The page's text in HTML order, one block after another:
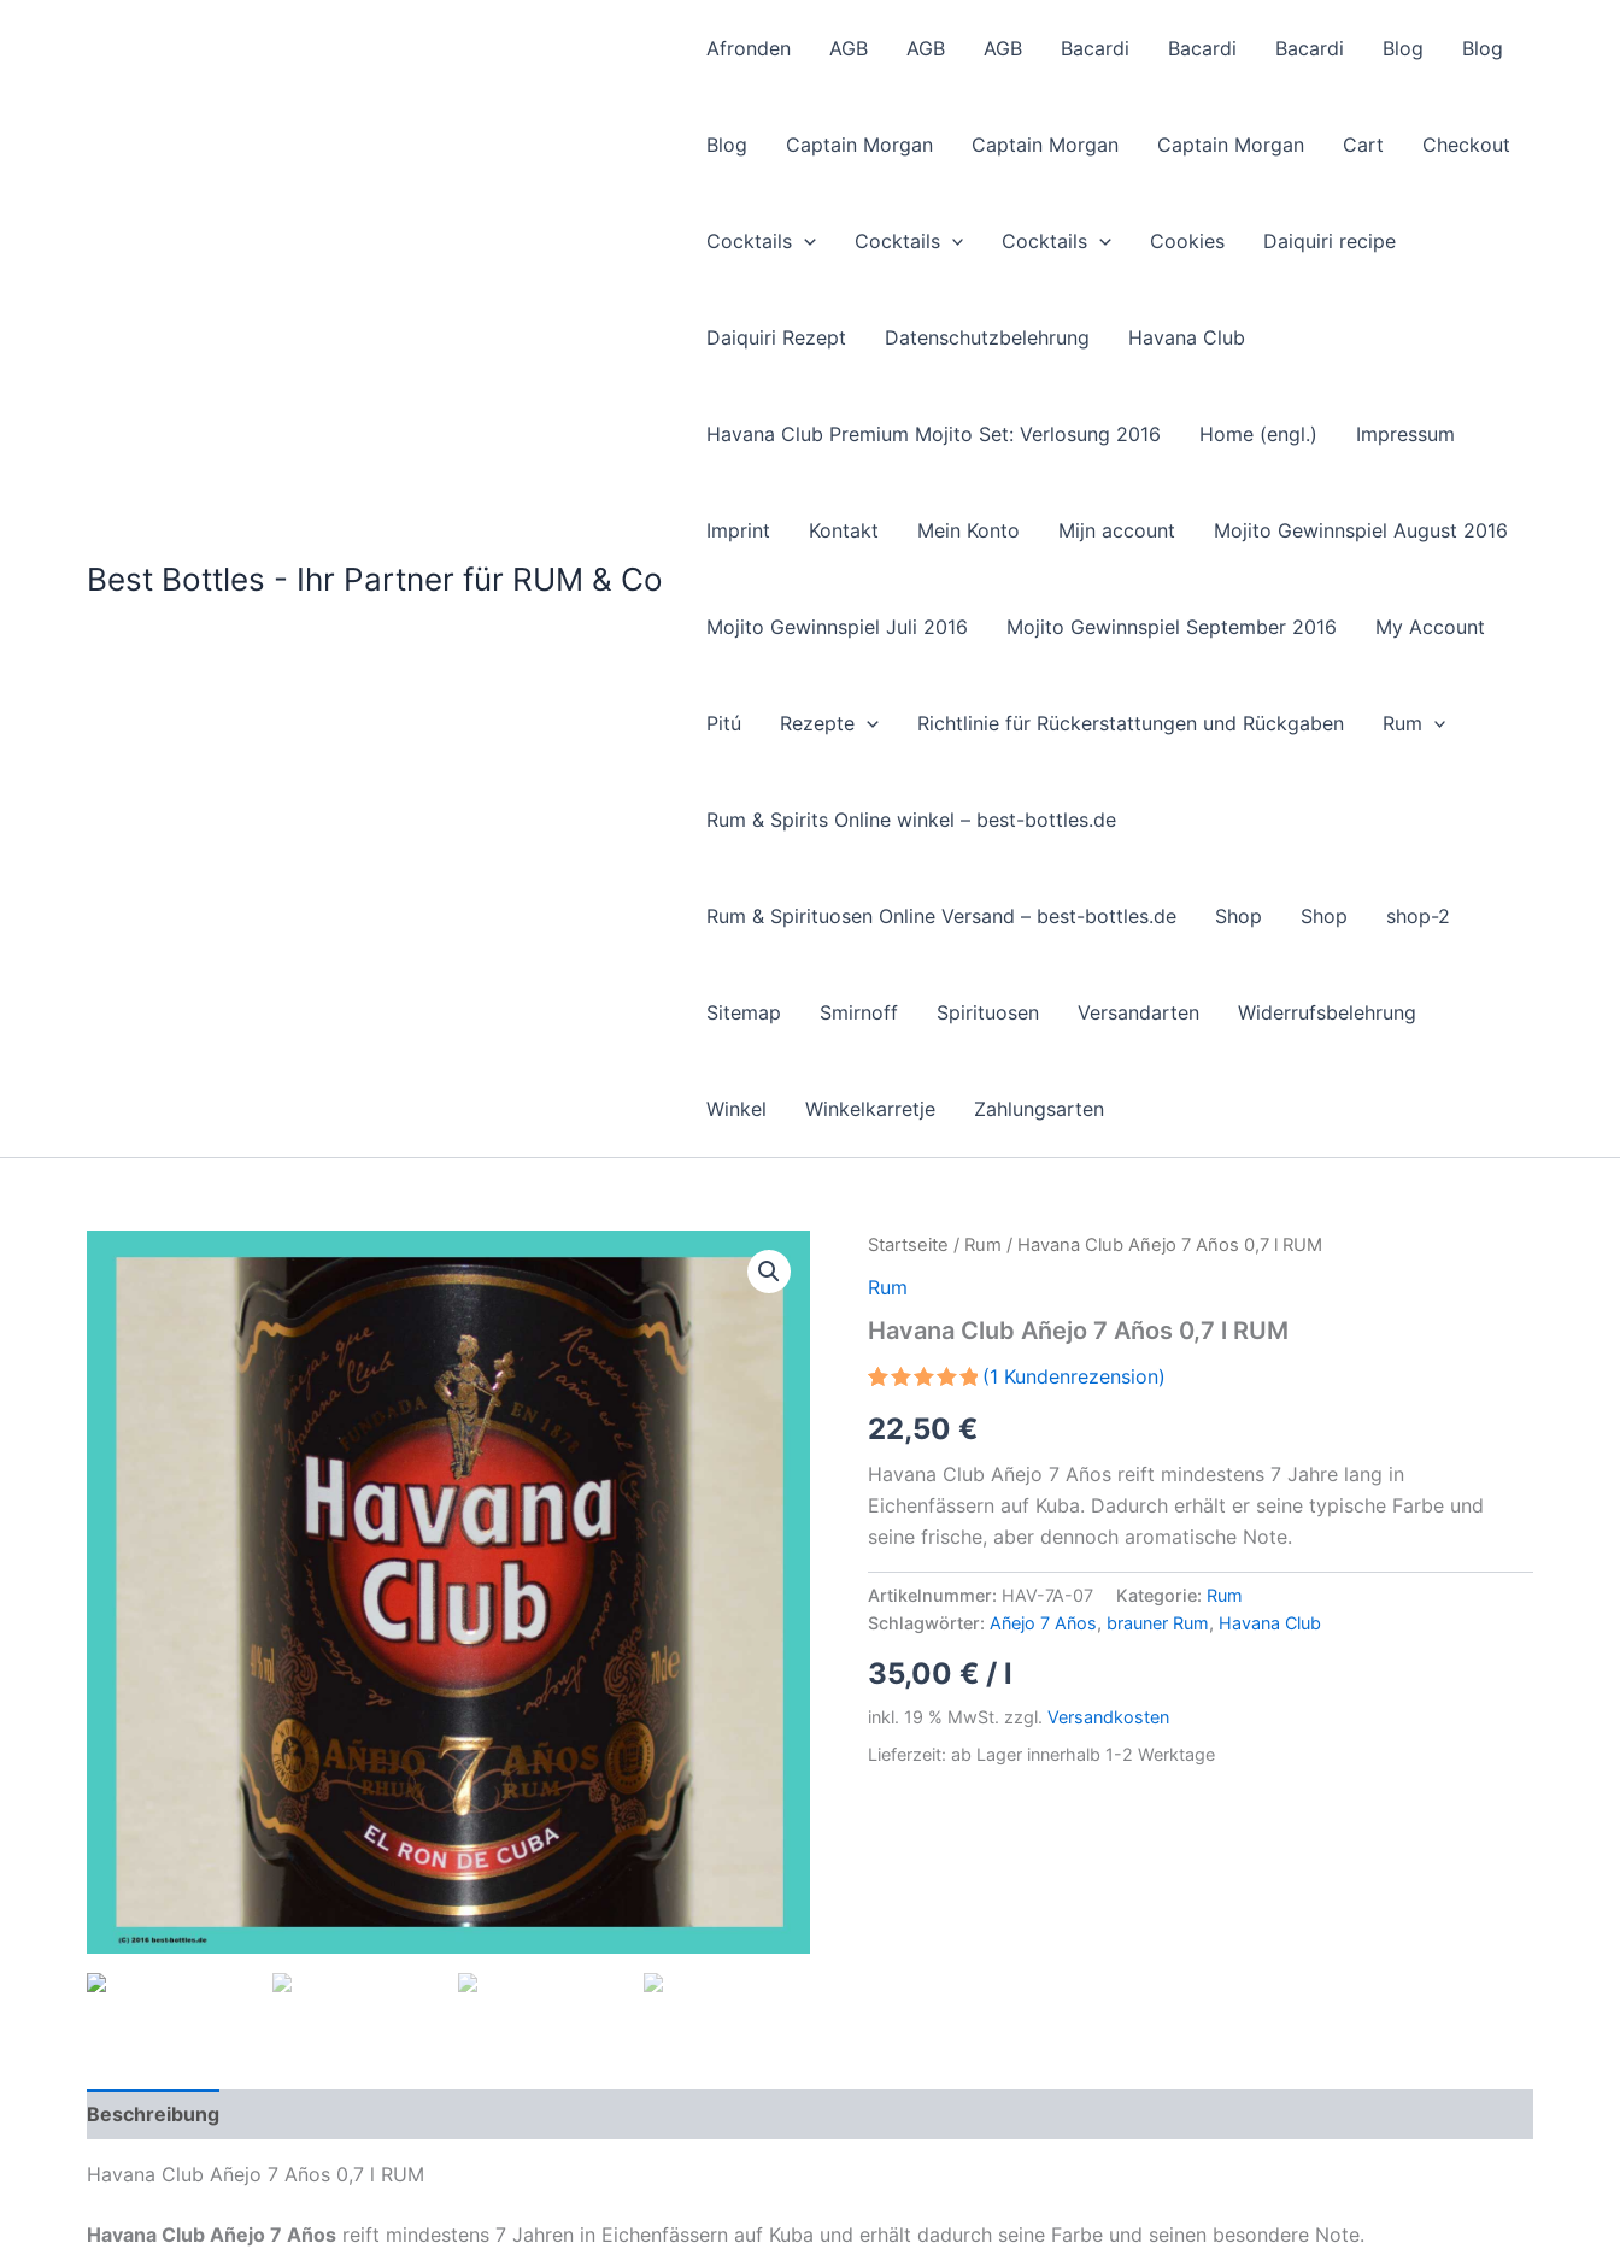
Best Bottles - Ihr Partner für RUM & Co
Afronden AGB AGB AGB Bacardi Bacardi Bacardi Blog Blog
Blog Captain Morgan Captain Morgan Captain Morgan Cart Checkout
Cocktails Cocktails Cocktails Cookies Daiquiri recipe
Daiquiri Rezept Datenschutzbelehrung Havana Club
Havana Club Premium Mojito Set: Verlosung 2016 Home (engl.) Impressum
Imprint Kontakt Mein Konto Mijn account Mojito Gewinnspiel August 2016
Mojito Gewinnspiel Juli 2016 Mojito Gewinnspiel September 2016 My Account
Pitú Rezepte Richtlinie für Rückerstattungen und Rückgaben Rum
Rum & Spirits Online winkel – best-bottles.de
Rum & Spirituosen Online Versand – best-bottles.de Shop Shop shop-2
Sitemap Smirnoff Spirituosen Versandarten Widerrufsbelehrung
Winkel Winkelkarretje Zahlungsarten
Startseite / Rum / Havana Club Añejo 7 Años 0,7 l RUM
Rum
Havana Club Añejo 7 Años 0,7 l RUM
mit
5.00
von 5,
basierend
auf
Kundenbewertung
(1 Kundenrezension)
22,50 €
Havana Club Añejo 7 Años reift mindestens 7 Jahre lang in
Eichenfässern auf Kuba. Dadurch erhält er seine typische Farbe und
seine frische, aber dennoch aromatische Note.
Artikelnummer: HAV-7A-07 Kategorie: Rum
Schlagwörter: Añejo 7 Años, brauner Rum, Havana Club
35,00 € / l
inkl. 19 % MwSt. zzgl. Versandkosten
Lieferzeit: ab Lager innerhalb 1-2 Werktage
Beschreibung
Havana Club Añejo 7 Años 0,7 l RUM
Havana Club Añejo 7 Años reift mindestens 7 Jahren in Eichenfässern auf Kuba und erhält dadurch seine Farbe und seinen besondere Note.